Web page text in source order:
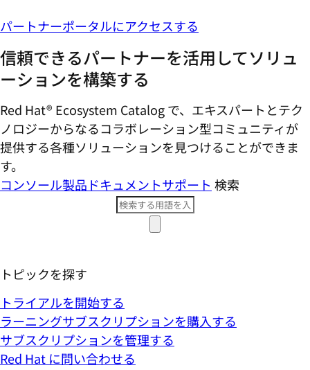
パートナーポータルにアクセスする
信頼できるパートナーを活用してソリュ
ーションを構築する
Red Hat® Ecosystem Catalog で、エキスパートとテク
ノロジーからなるコラボレーション型コミ​ュニティが
提供する各種ソリューションを見つけることができま
す。
コンソール製品ドキュメントサポート 検索
トピックを探す
トライアルを開始する
ラーニングサブスクリプションを購入する
サブスクリプションを管理する
Red Hat に問い合わせる